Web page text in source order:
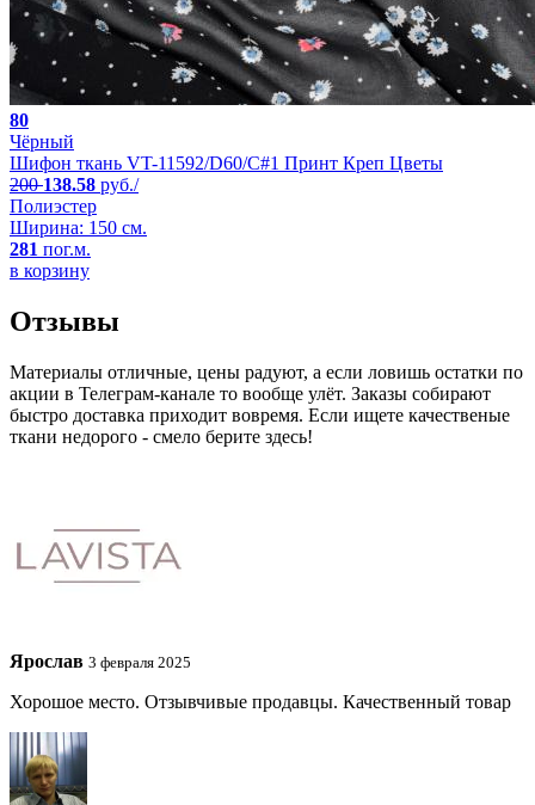
80
Чёрный
Шифон ткань VT-11592/D60/C#1 Принт Креп Цветы
200138.58 руб./
Полиэстер
Ширина: 150 см.
281 пог.м.
в корзину
Отзывы
Материалы отличные, цены радуют, а если ловишь остатки по
акции в Телеграм-канале то вообще улёт. Заказы собирают
быстро доставка приходит вовремя. Если ищете качественые
ткани недорого - смело берите здесь!
Ярослав 3 февраля 2025
Хорошое место. Отзывчивые продавцы. Качественный товар